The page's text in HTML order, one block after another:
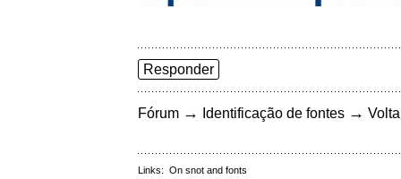
Responder
Fórum → Identificação de fontes →
Links: On snot and fonts